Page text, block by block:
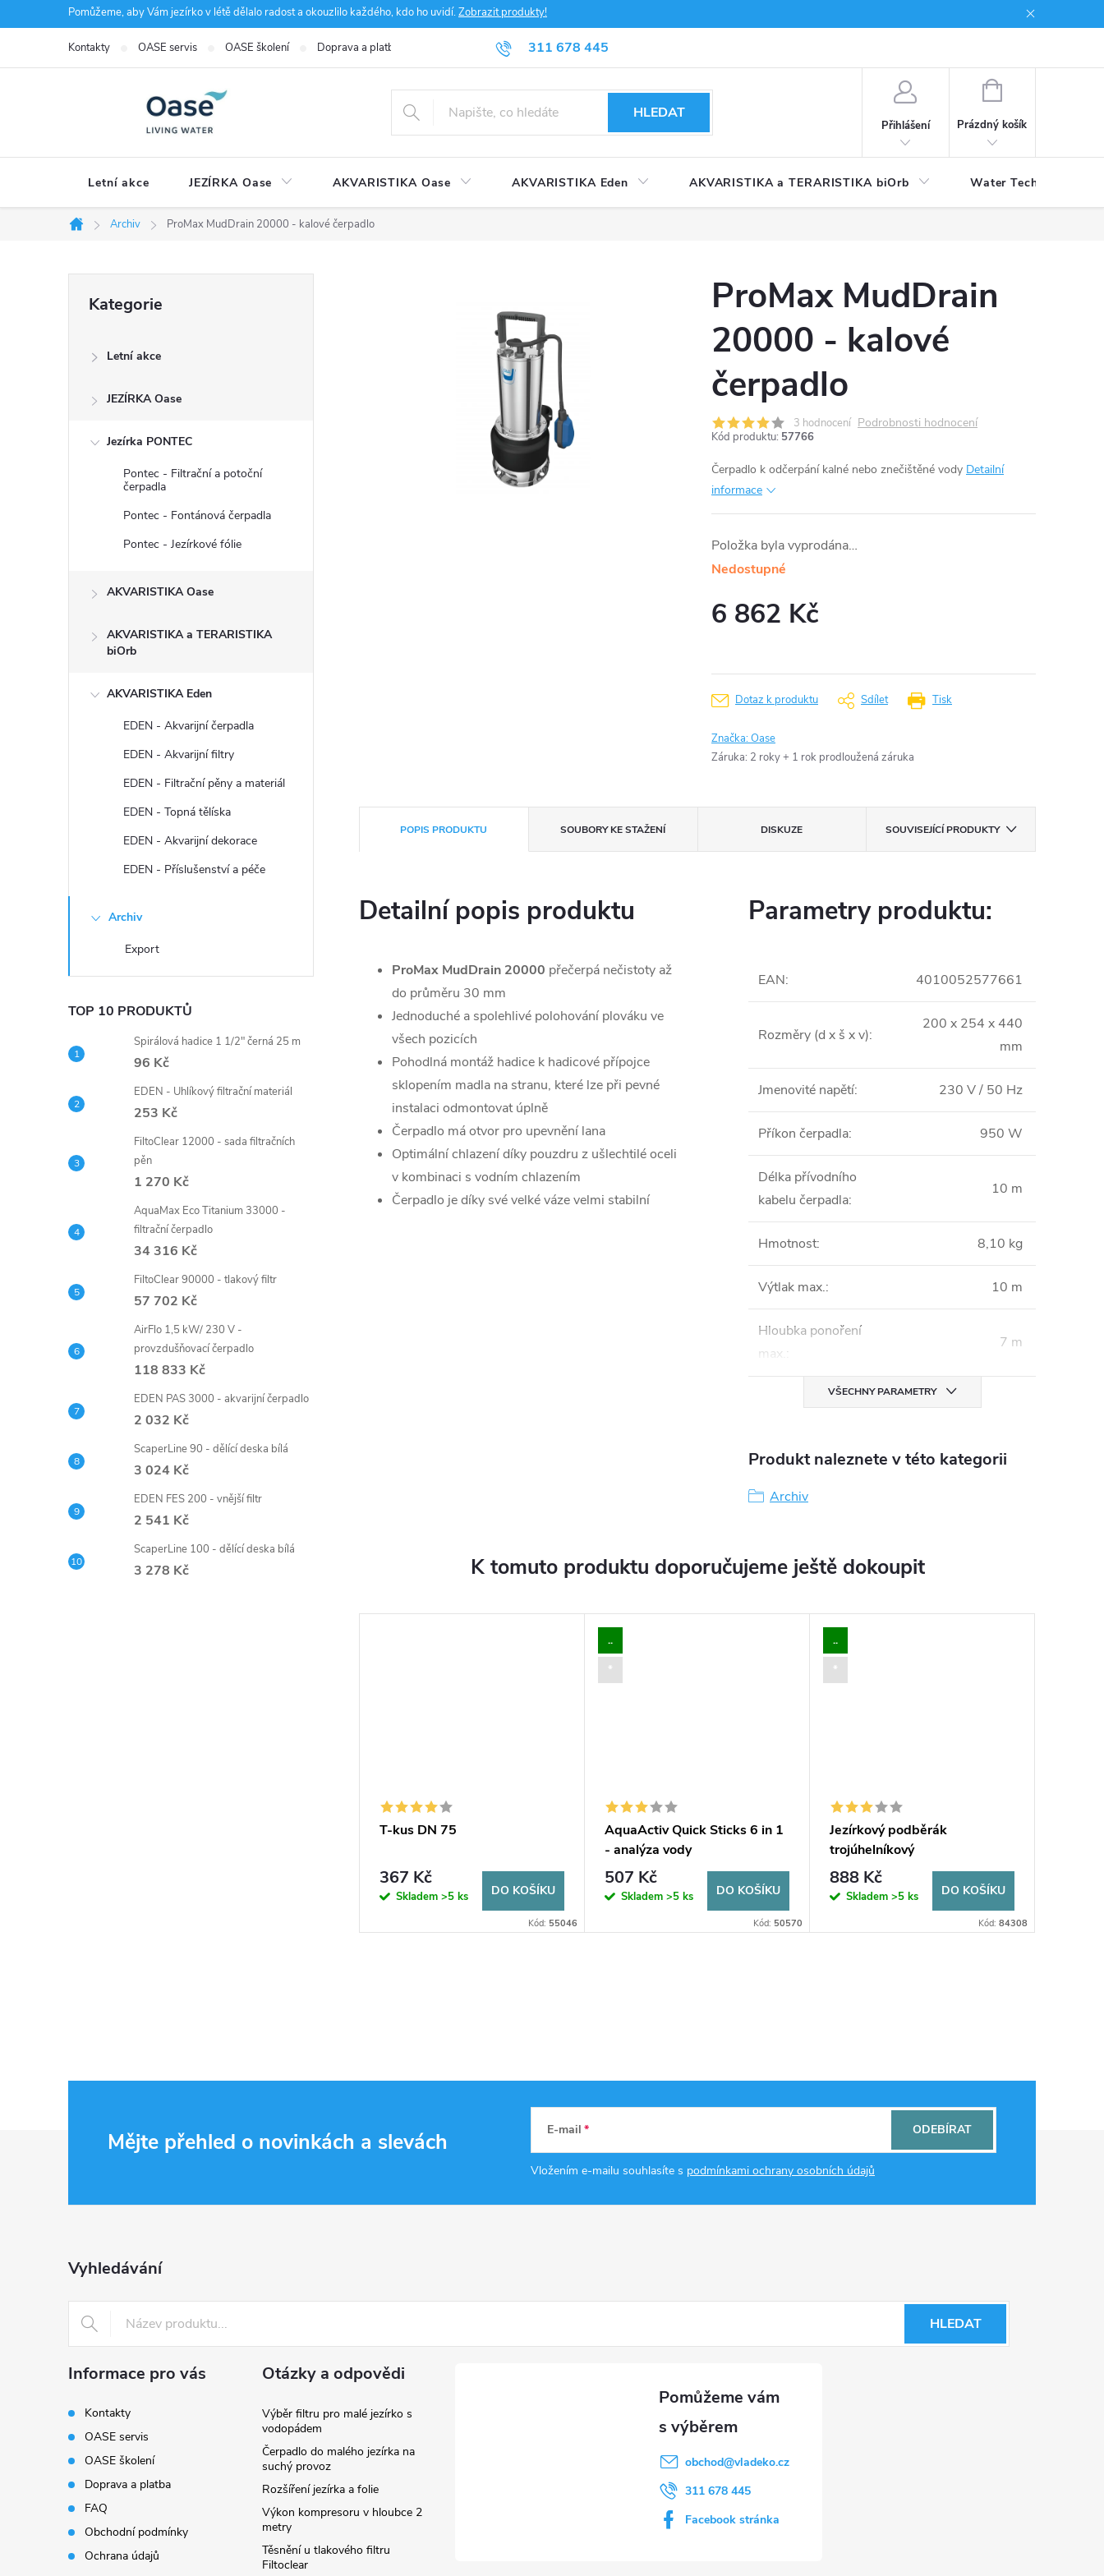
na
Pomůžeme, aby Vám jezírko v létě dělalo radost a okouzlilo každého, kdo ho uvidí.Zobrazit produkty!
311 678 445
Kontakty OASE servis OASE školení Doprava a platba Obchodní podmínky Ochrana údajů
HLEDAT
Přihlášení
NÁKUPNÍ
Prázdný košík
Letní akce JEZÍRKA Oase AKVARISTIKA Oase AKVARISTIKA Eden AKVARISTIKA a TERARISTIKA biOrb Water Technology
Domů
Archiv ProMax MudDrain 20000 - kalové čerpadlo
kategorie
Kategorie
Letní akce
JEZÍRKA Oase
Jezírka PONTEC
Pontec - Filtrační a potoční
čerpadla
Pontec - Fontánová čerpadla
Pontec - Jezírkové fólie
AKVARISTIKA Oase
AKVARISTIKA a TERARISTIKA
biOrb
AKVARISTIKA Eden
EDEN - Akvarijní čerpadla
EDEN - Akvarijní filtry
EDEN - Filtrační pěny a materiál
EDEN - Topná tělíska
EDEN - Akvarijní dekorace
EDEN - Příslušenství a péče
Archiv
Export
TOP 10 PRODUKTŮ
Spirálová hadice 1 1/2" černá 25 m
96 Kč
EDEN - Uhlíkový filtrační materiál
253 Kč
FiltoClear 12000 - sada filtračních
pěn
1 270 Kč
AquaMax Eco Titanium 33000 -
filtrační čerpadlo
34 316 Kč
FiltoClear 90000 - tlakový filtr
57 702 Kč
AirFlo 1,5 kW/ 230 V -
provzdušňovací čerpadlo
118 833 Kč
EDEN PAS 3000 - akvarijní čerpadlo
2 032 Kč
ScaperLine 90 - dělící deska bílá
3 024 Kč
EDEN FES 200 - vnější filtr
2 541 Kč
ScaperLine 100 - dělící deska bílá
3 278 Kč
ProMax MudDrain
20000 - kalové
čerpadlo
3 hodnocení Podrobnosti hodnocení
Kód produktu: 57766
Čerpadlo k odčerpání kalné nebo znečištěné vody Detailní
informace
Položka byla vyprodána…
Nedostupné
6 862 Kč
Tisk
Dotaz k produktu Sdílet
Značka:Oase
Záruka: 2 roky + 1 rok prodloužená záruka
POPIS PRODUKTU SOUBORY KE STAŽENÍ DISKUZE SOUVISEJÍCÍ PRODUKTY
Detailní popis produktu
ProMax MudDrain 20000 přečerpá nečistoty až
do průměru 30 mm
Jednoduché a spolehlivé polohování plováku ve
všech pozicích
Pohodlná montáž hadice k hadicové přípojce
sklopením madla na stranu, které lze při pevné
instalaci odmontovat úplně
Čerpadlo má otvor pro upevnění lana
Optimální chlazení díky pouzdru z ušlechtilé oceli
v kombinaci s vodním chlazením
Čerpadlo je díky své velké váze velmi stabilní
Parametry produktu:
EAN: 4010052577661
Rozměry (d x š x v):
200 x 254 x 440
mm
Jmenovité napětí: 230 V / 50 Hz
Příkon čerpadla: 950 W
Délka přívodního
kabelu čerpadla:
10 m
Hmotnost: 8,10 kg
Výtlak max.: 10 m
Hloubka ponoření
max. :
7 m
VŠECHNY PARAMETRY
Produkt naleznete v této kategorii
Archiv
K tomuto produktu doporučujeme ještě dokoupit
T-kus DN 75
367 Kč
Skladem >5 ks DO KOŠÍKU
Kód: 55046
..
*
AquaActiv Quick Sticks 6 in 1
- analýza vody
507 Kč
Skladem >5 ks DO KOŠÍKU
Kód: 50570
..
*
Jezírkový podběrák
trojúhelníkový
888 Kč
Skladem >5 ks DO KOŠÍKU
Kód: 84308
Mějte přehled o novinkách a slevách E-mail
Vložením e-mailu souhlasíte s podmínkami ochrany osobních údajů
ODEBÍRAT
Vyhledávání
HLEDAT
Informace pro vás
Kontakty
OASE servis
OASE školení
Doprava a platba
FAQ
Obchodní podmínky
Ochrana údajů
Otázky a odpovědi
Výběr filtru pro malé jezírko s
vodopádem
Čerpadlo do malého jezírka na
suchý provoz
Rozšíření jezírka a folie
Výkon kompresoru v hloubce 2
metry
Těsnění u tlakového filtru
Filtoclear
obchod@vladeko.cz
311 678 445
Facebook stránka